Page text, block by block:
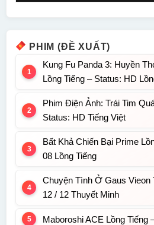
PHIM (ĐỀ XUẤT)
Kung Fu Panda 3: Huyền
Lồng Tiếng – Status: HD
Phim Điện Ảnh: Trái Tim
Status: HD Tiếng Việt
Bất Khả Chiến Bại Prime
08 Lồng Tiếng
Chuyện Tình Ở Gaus Vieon
12 / 12 Thuyết Minh
Maboroshi ACE Lồng Tiếng